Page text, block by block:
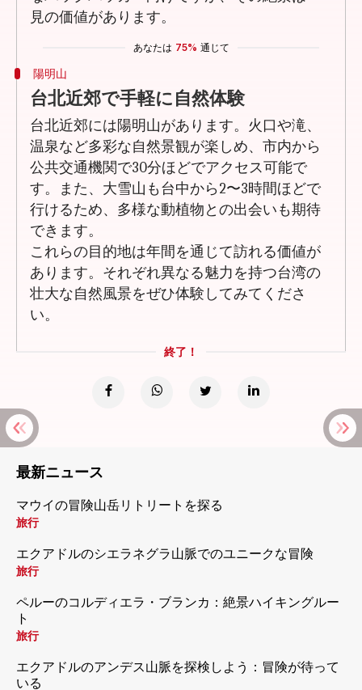
見の価値があります。
あなたは 75% 通じて
陽明山
台北近郊で手軽に自然体験
台北近郊には陽明山があります。火口や滝、
温泉など多彩な自然景観が楽しめ、市内から
公共交通機関で30分ほどでアクセス可能で
す。また、大雪山も台中から2〜3時間ほどで
行けるため、多様な動植物との出会いも期待
できます。
これらの目的地は年間を通じて訪れる価値が
あります。それぞれ異なる魅力を持つ台湾の
壮大な自然風景をぜひ体験してみてくださ
い。
終了！
最新ニュース
マウイの冒険山岳リトリートを探る
旅行
エクアドルのシエラネグラ山脈でのユニークな冒険
旅行
ペルーのコルディエラ・ブランカ：絶景ハイキングルー
ト
旅行
エクアドルのアンデス山脈を探検しよう：冒険が待って
いる